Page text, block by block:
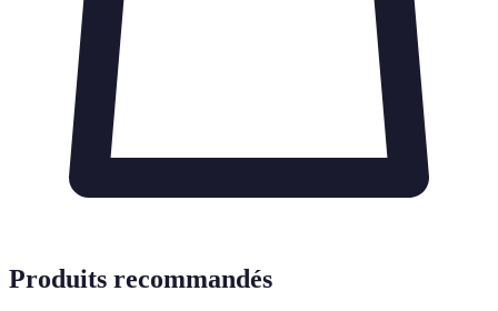
Produits recommandés